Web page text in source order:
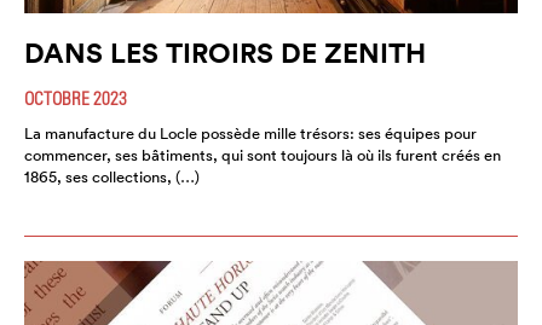
DANS LES TIROIRS DE ZENITH
OCTOBRE 2023
La manufacture du Locle possède mille trésors: ses équipes pour
commencer, ses bâtiments, qui sont toujours là où ils furent créés en
1865, ses collections, (…)